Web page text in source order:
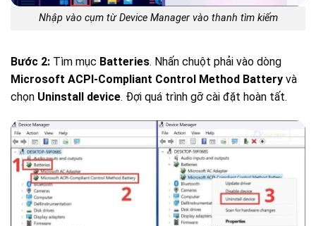
Nhập vào cụm từ Device Manager vào thanh tìm kiếm
Bước 2: Tìm mục Batteries. Nhấn chuột phải vào dòng
Microsoft ACPI-Compliant Control Method Battery và
chọn Uninstall device. Đợi quá trình gỡ cài đặt hoàn tất.